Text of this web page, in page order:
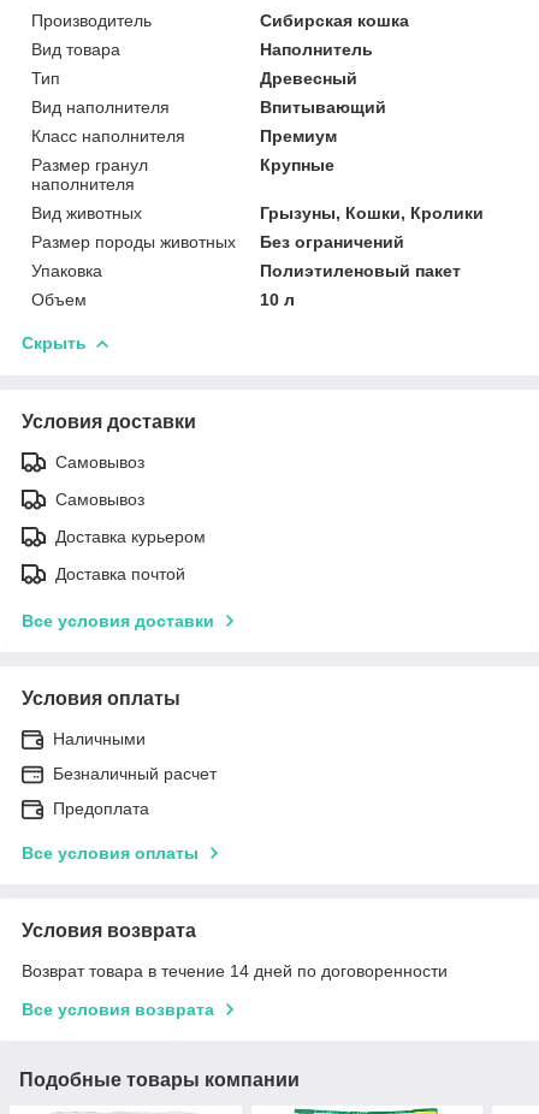
Производитель
Сибирская кошка
Вид товара
Наполнитель
Тип
Древесный
Вид наполнителя
Впитывающий
Класс наполнителя
Премиум
Размер гранул
наполнителя
Крупные
Вид животных
Грызуны, Кошки, Кролики
Размер породы животных
Без ограничений
Упаковка
Полиэтиленовый пакет
Объем
10 л
Скрыть
Условия доставки
Самовывоз
Самовывоз
Доставка курьером
Доставка почтой
Все условия доставки
Условия оплаты
Наличными
Безналичный расчет
Предоплата
Все условия оплаты
Условия возврата
Возврат товара в течение 14 дней по договоренности
Все условия возврата
Подобные товары компании